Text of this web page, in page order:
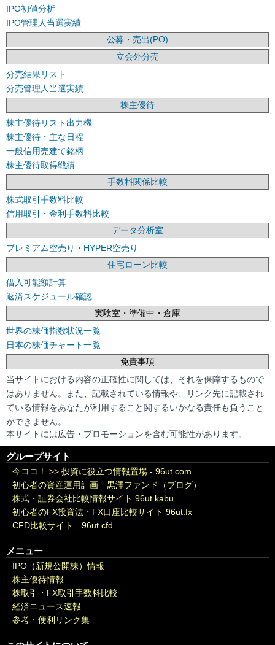
IPO初値分析
IPO管理人当選実績
公募・売出(PO)
立会外分売
分売結果リスト
分売管理人当選実績
株主優待
株主優待リスト出力機
株主優待・主な日程
一般信用売建て銘柄
株主優待取得戦績
手数料関係比較
株式取引手数料比較
信用取引・金利手数料比較
データ分析室
プレミアム空売り・HYPER空売り
住宅ローン比較
借入可能額計算
返済スケジュール確認
実験室・準備中・倉庫
世界の株価指数状況一覧
日本の株価チャート一覧
免責事項
当サイトにおける内容の正確性に関しては、それを保障するもので
はありません。また、記載されている情報や、リンク先に記載され
ている情報をあなたが利用すること関するいかなる責任も負うこと
ができません。
本サイトには広告・プロモーションを含む可能性があります。
グループサイト
今ココ！ >> 投資に役立つ情報置場 - 96ut.com
初心者の資産運用計画 黒澤ファンド（ブログ）
株式・証券会社比較情報サイト 96ut.kabu
初心者のFX投資法・FX口座比較サイト 96ut.fx
CFD比較サイト 96ut.cfd
メニュー
IPO（新規公開株）情報
株主優待情報
株取引・FX取引手数料比較
経済ニュース速報
参考・便利リンク集